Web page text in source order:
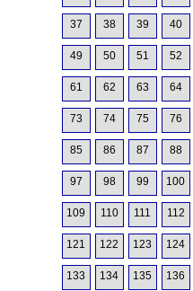
37 38 39 40
49 50 51 52
61 62 63 64
73 74 75 76
85 86 87 88
97 98 99 100
109 110 111 112
121 122 123 124
133 134 135 136